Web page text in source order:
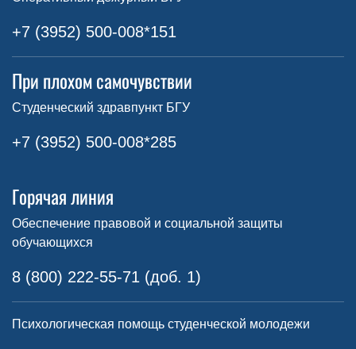
+7 (3952) 500-008*151
При плохом самочувствии
Студенческий здравпункт БГУ
+7 (3952) 500-008*285
Горячая линия
Обеспечение правовой и социальной защиты
обучающихся
8 (800) 222-55-71 (доб. 1)
Психологическая помощь студенческой молодежи